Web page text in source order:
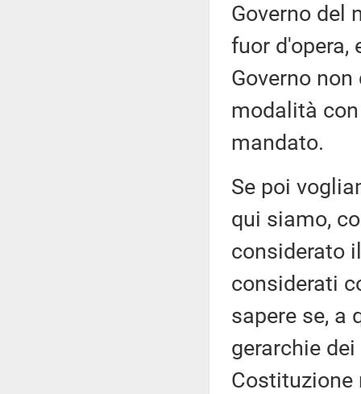
Governo del
fuor d'opera,
Governo
modalità
mandato.
Se poi
qui siamo,
considerato
considerati
sapere se, a
gerarchie
Costituzione